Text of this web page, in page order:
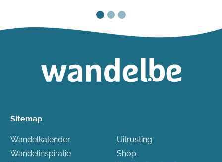
Sitemap
Wandelkalender
Wandelinspiratie
Uitrusting
Shop